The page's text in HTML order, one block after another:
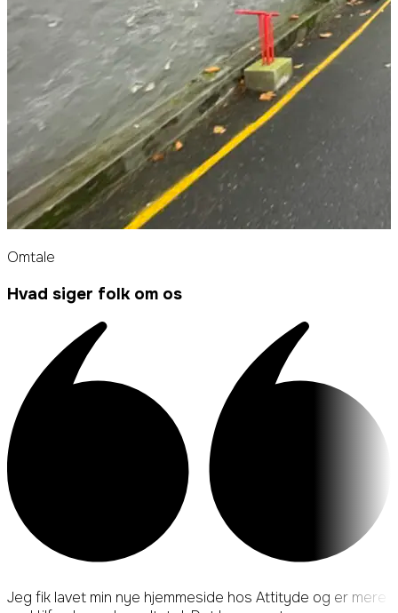
Omtale
Hvad siger folk om os
Jeg fik lavet min nye hjemmeside hos Attityde og er mere